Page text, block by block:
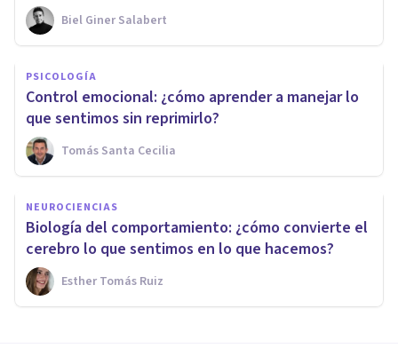
Biel Giner Salabert
PSICOLOGÍA
Control emocional: ¿cómo aprender a manejar lo
que sentimos sin reprimirlo?
Tomás Santa Cecilia
NEUROCIENCIAS
Biología del comportamiento: ¿cómo convierte el
cerebro lo que sentimos en lo que hacemos?
Esther Tomás Ruiz